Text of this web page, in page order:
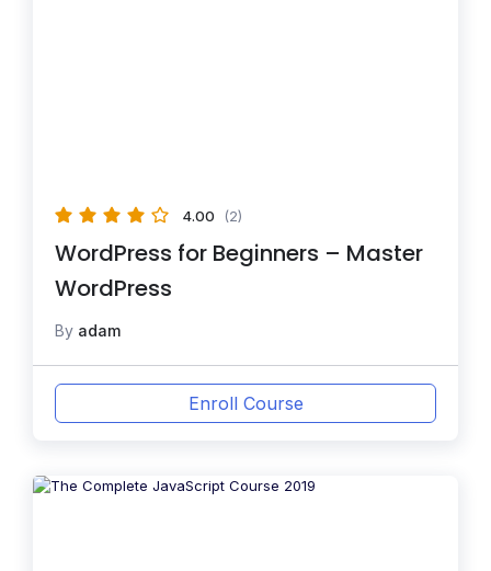
4.00 (2)
WordPress for Beginners – Master
WordPress
By adam
Enroll Course